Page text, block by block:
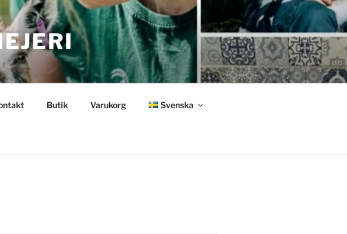
Butik Varukorg Svenska